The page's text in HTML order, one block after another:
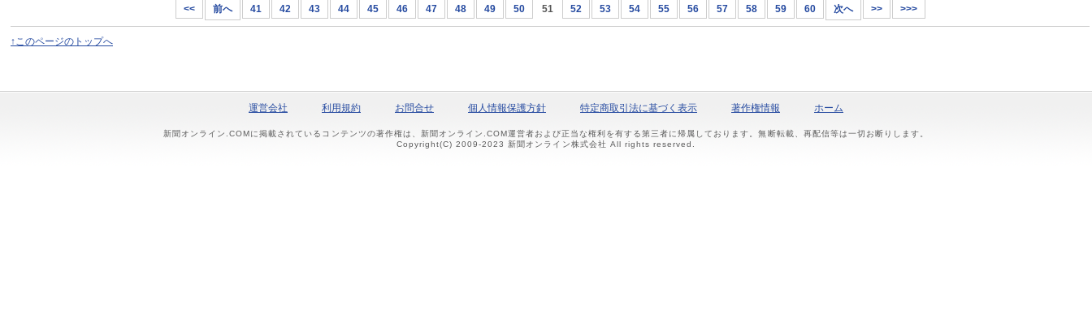
<< 前へ 41 42 43 44 45 46 47 48 49 50 51 52 53 54 55 56 57 58 59 60 次へ >> >>>
↑このページのトップへ
運営会社 利用規約 お問合せ 個人情報保護方針 特定商取引法に基づく表示 著作権情報 ホーム
新聞オンライン.COMに掲載されているコンテンツの著作権は、新聞オンライン.COM運営者および正当な権利を有する第三者に帰属しております。無断転載、再配信等は一切お断りします。
Copyright(C) 2009-2023 新聞オンライン株式会社 All rights reserved.